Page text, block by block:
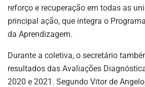
reforço e recuperação em todas as
principal ação, que integra o
da Aprendizagem.
Durante a coletiva, o secretário
resultados das Avaliações
2020 e 2021. Segundo Vitor de